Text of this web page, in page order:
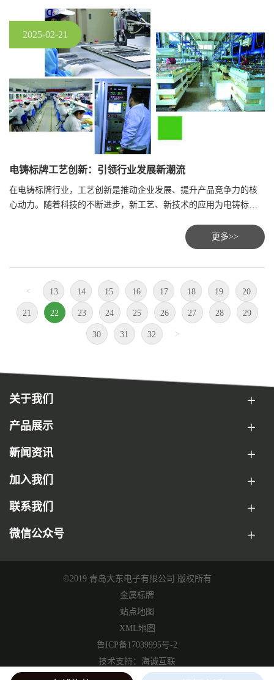
2025-02-21
电铸标牌工艺创新：引领行业发展新潮流
在电铸标牌行业，工艺创新是推动企业发展、提升产品竞争力的核
心动力。随着科技的不断进步，新工艺、新技术的应用为电铸标牌
更多>>
< 13 14 15 16 17 18 19 20
21 22 23 24 25 26 27 28 29
30 31 32 >
关于我们
产品展示
新闻资讯
加入我们
联系我们
微信公众号
©2019 青岛大东电子有限公司 版权所有
金属标牌
站点地图
XML地图
鲁ICP备17039995号-2
技术支持：海诚互联